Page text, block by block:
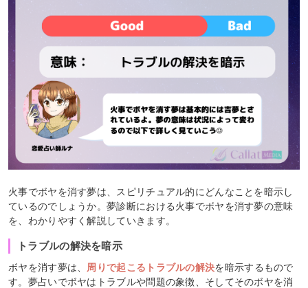
火事でボヤを消す夢は、スピリチュアル的にどんなことを暗示し
ているのでしょうか。夢診断における火事でボヤを消す夢の意味
を、わかりやすく解説していきます。
トラブルの解決を暗示
ボヤを消す夢は、 周りで起こるトラブルの解決を暗示するもので
す。夢占いでボヤはトラブルや問題の象徴、そしてそのボヤを消